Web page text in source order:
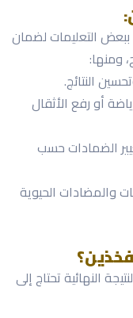
ببعض التعليمات لضمان
ومنها:
النتائج.
أو رفع الأثقال
الضمادات حسب
والمضادات الحيوية
النهائية تحتاج إلى